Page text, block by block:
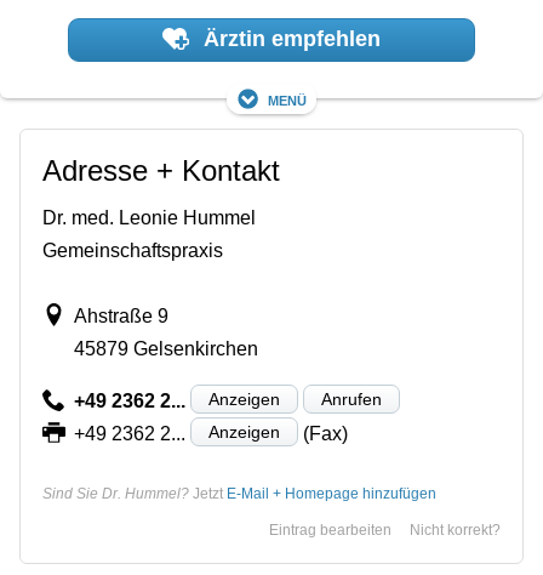
Ärztin empfehlen
Menü
Adresse + Kontakt
Dr. med. Leonie Hummel
Gemeinschaftspraxis
Ahstraße 9
45879 Gelsenkirchen
+49 2362 2... Anzeigen Anrufen
+49 2362 2... Anzeigen (Fax)
Sind Sie Dr. Hummel? Jetzt E-Mail + Homepage hinzufügen
Nicht korrekt?
Eintrag bearbeiten